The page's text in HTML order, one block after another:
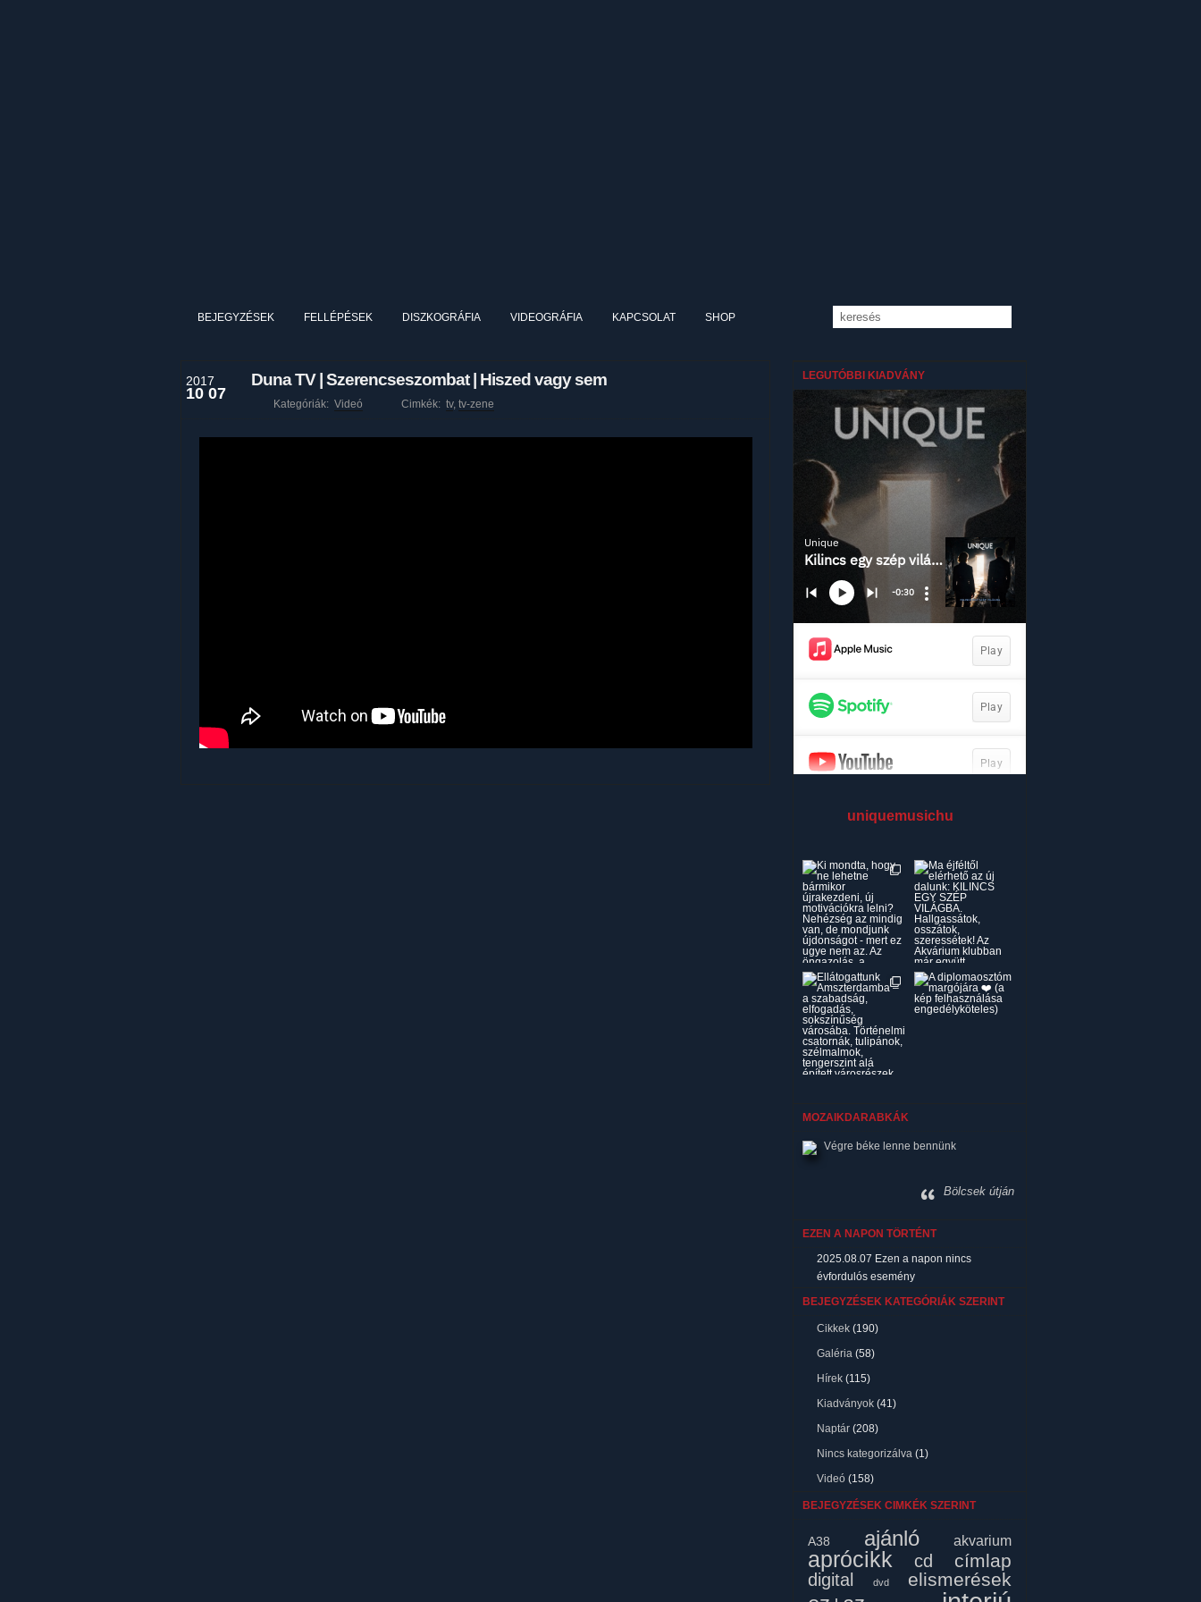
BEJEGYZÉSEK FELLÉPÉSEK DISZKOGRÁFIA VIDEOGRÁFIA KAPCSOLAT SHOP
2017
10 07
Duna TV | Szerencseszombat | Hiszed vagy sem
Kategóriák: Videó Cimkék: tv, tv-zene
LEGUTÓBBI KIADVÁNY
uniquemusichu
MOZAIKDARABKÁK
Végre béke lenne bennünk
Bölcsek útján
EZEN A NAPON TÖRTÉNT
2025.08.07 Ezen a napon nincs
évfordulós esemény
BEJEGYZÉSEK KATEGÓRIÁK SZERINT
Cikkek (190)
Galéria (58)
Hírek (115)
Kiadványok (41)
Naptár (208)
Nincs kategorizálva (1)
Videó (158)
BEJEGYZÉSEK CIMKÉK SZERINT
A38 ajánló akvarium
aprócikk cd címlap
digital dvd elismerések